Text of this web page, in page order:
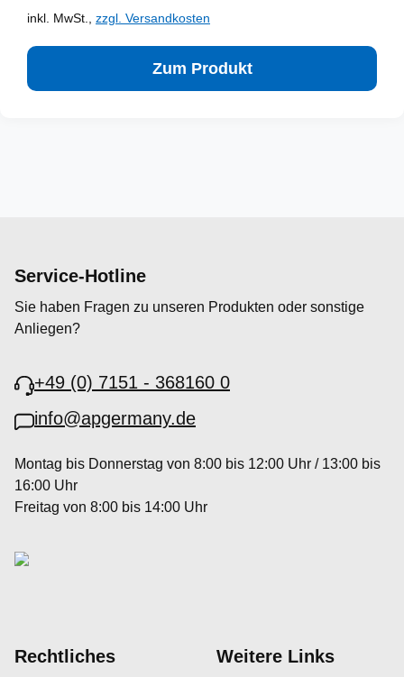
inkl. MwSt., zzgl. Versandkosten
Zum Produkt
Service-Hotline
Sie haben Fragen zu unseren Produkten oder sonstige
Anliegen?
+49 (0) 7151 - 368160 0
info@apgermany.de
Montag bis Donnerstag von 8:00 bis 12:00 Uhr / 13:00 bis
16:00 Uhr
Freitag von 8:00 bis 14:00 Uhr
Rechtliches Weitere Links